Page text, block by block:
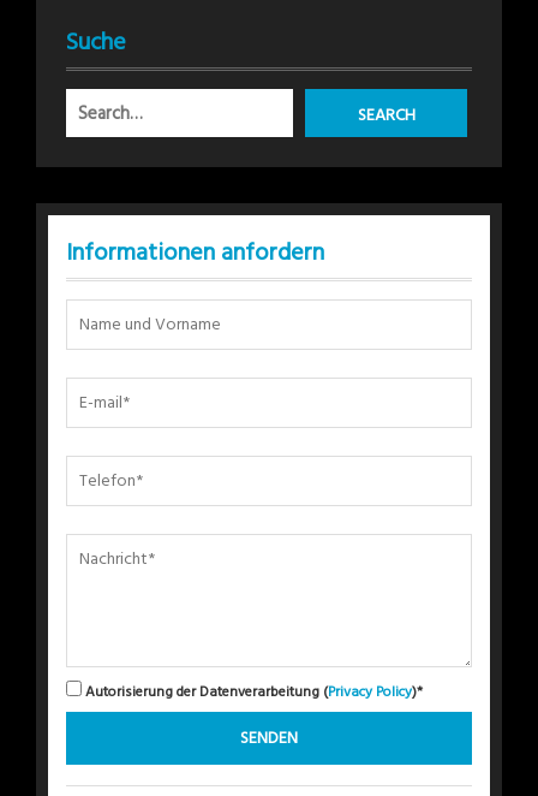
Suche
Informationen anfordern
Autorisierung der Datenverarbeitung (Privacy Policy)*